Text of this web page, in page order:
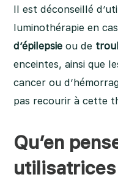
Il est déconseillé
luminothérapie en
d’épilepsie ou de
enceintes, ainsi que
cancer ou
pas recourir à cette
Qu’en